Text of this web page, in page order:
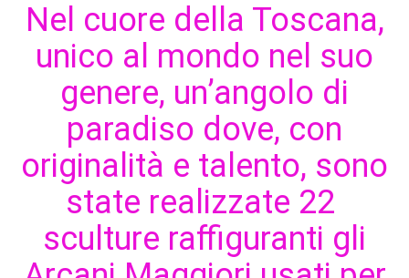
Nel cuore della Toscana,
unico al mondo nel suo
genere, un’angolo di
paradiso dove, con
originalità e talento, sono
state realizzate 22
sculture raffiguranti gli